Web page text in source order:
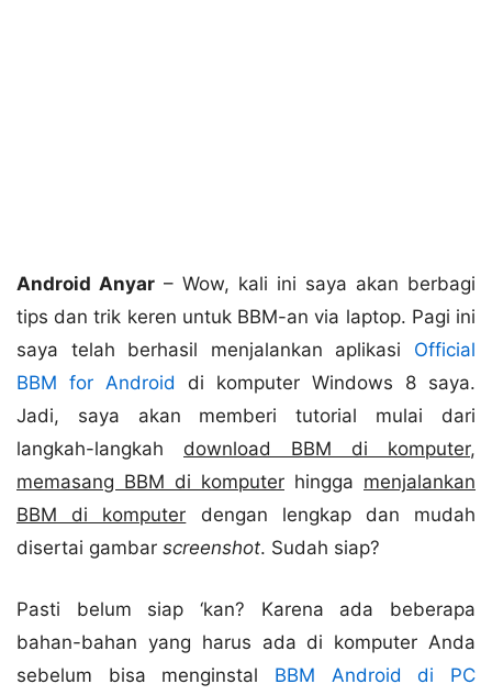
Android Anyar – Wow, kali ini saya akan berbagi
tips dan trik keren untuk BBM-an via laptop. Pagi ini
saya telah berhasil menjalankan aplikasi Official
BBM for Android di komputer Windows 8 saya.
Jadi, saya akan memberi tutorial mulai dari
langkah-langkah download BBM di komputer,
memasang BBM di komputer hingga menjalankan
BBM di komputer dengan lengkap dan mudah
disertai gambar screenshot. Sudah siap?
Pasti belum siap ‘kan? Karena ada beberapa
bahan-bahan yang harus ada di komputer Anda
sebelum bisa menginstal BBM Android di PC